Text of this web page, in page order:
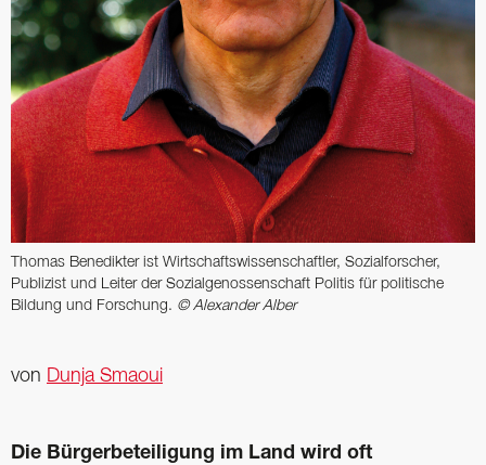
Thomas ­Benedikter ist Wirtschafts­wissenschaftler, ­Sozialforscher,
Publizist und ­Leiter der Sozialgenossenschaft Politis für politische
Bildung und Forschung. © Alexander Alber
von Dunja Smaoui
Die Bürgerbeteiligung im Land wird oft